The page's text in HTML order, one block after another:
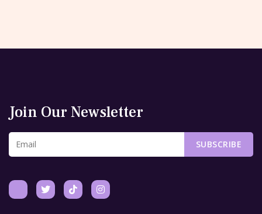
Join Our Newsletter
SUBSCRIBE